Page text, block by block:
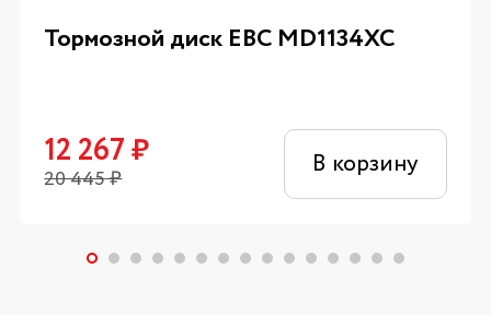
Тормозной диск EBC MD1134XC
12 267₽
20 445₽ В корзину